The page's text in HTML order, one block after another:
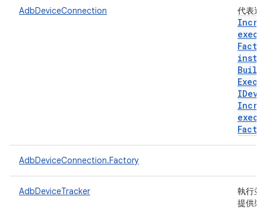
AdbDeviceConnection 代表透
AdbDeviceConnection.Factory
AdbDeviceTracker
執行並
提供裝